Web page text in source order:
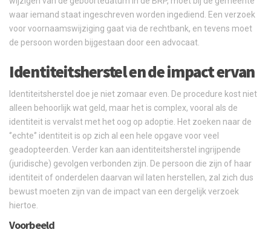
waar iemand staat ingeschreven worden ingediend. Een verzoek
voor voornaamswijziging gaat via de rechtbank, en tevens moet
de persoon worden bijgestaan door een advocaat.
Identiteitsherstel en de impact ervan
Identiteitsherstel doe je niet zomaar even. De procedure kost niet
alleen behoorlijk wat geld, maar het is complex, vooral als de
identiteit is vervalst met het oog op adoptie. Het zoeken naar de
‘’echte‘’ identiteit is op zich al een hele opgave voor veel
geadopteerden. Verder kan aan identiteitsherstel ingrijpende
(juridische) gevolgen verbonden zijn. De persoon die zijn of haar
identiteit of onderdelen daarvan wil laten herstellen, zal zich dus
bewust moeten zijn van de impact van een dergelijk verzoek
hiertoe.
Voorbeeld